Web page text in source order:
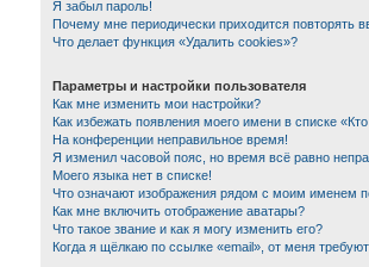
Я забыл пароль!
Почему мне периодически приходится повторять
Что делает функция «Удалить cookies»?
Параметры и настройки пользователя
Как мне изменить мои настройки?
Как избежать появления моего имени в списке
На конференции неправильное время!
Я изменил часовой пояс, но время всё равно
Моего языка нет в списке!
Что означают изображения рядом с моим именем
Как мне включить отображение аватары?
Что такое звание и как я могу изменить его?
Когда я щёлкаю по ссылке «email», от меня